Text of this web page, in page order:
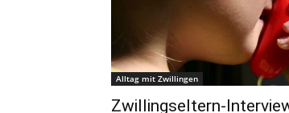
Alltag mit Zwillingen
Zwillingseltern-